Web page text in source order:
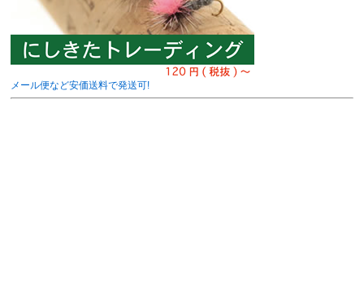
メール便など安価送料で発送可!